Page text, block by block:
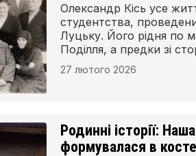
Олександр Кісь усе
студентства,
Луцьку. Його рідня по
Поділля, а предки зі
переїхали на Волинь із
воєводства, ймовірно, в
27 лютого 2026
Родинні історії:
формувалася в